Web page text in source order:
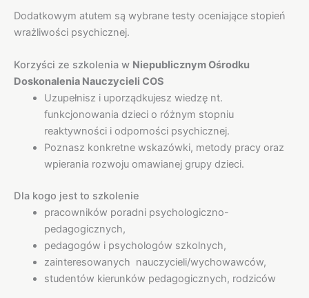
Dodatkowym atutem są wybrane testy oceniające stopień
wrażliwości psychicznej.
Korzyści ze szkolenia w Niepublicznym Ośrodku
Doskonalenia Nauczycieli COS
Uzupełnisz i uporządkujesz wiedzę nt.
funkcjonowania dzieci o różnym stopniu
reaktywności i odporności psychicznej.
Poznasz konkretne wskazówki, metody pracy oraz
wpierania rozwoju omawianej grupy dzieci.
Dla kogo jest to szkolenie
pracowników poradni psychologiczno-
pedagogicznych,
pedagogów i psychologów szkolnych,
zainteresowanych nauczycieli/wychowawców,
studentów kierunków pedagogicznych, rodziców